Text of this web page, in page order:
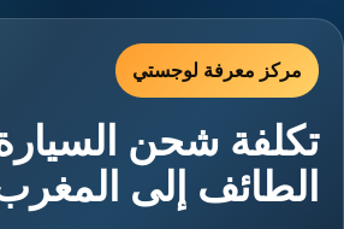
مركز معرفة لوجستي
تكلفة شحن
الطائف إلى